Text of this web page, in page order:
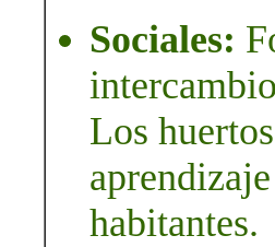
Sociales:
Los
habitantes.